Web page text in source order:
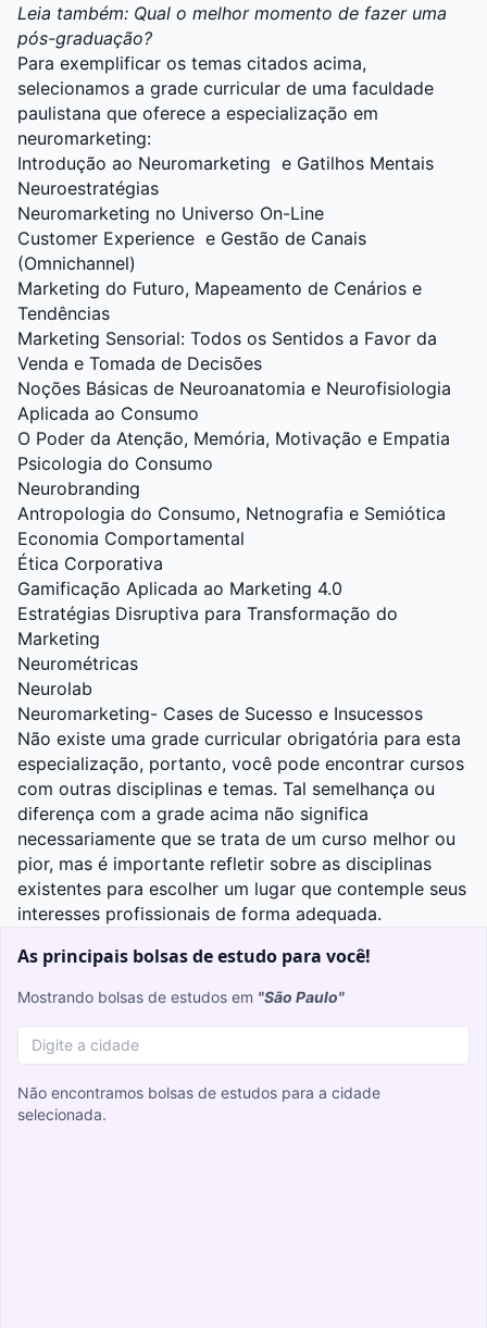
Leia também: Qual o melhor momento de fazer uma
pós-graduação?
Para exemplificar os temas citados acima,
selecionamos a grade curricular de uma faculdade
paulistana que oferece a especialização em
neuromarketing:
Introdução ao Neuromarketing e Gatilhos Mentais
Neuroestratégias
Neuromarketing no Universo On-Line
Customer Experience e Gestão de Canais
(Omnichannel)
Marketing do Futuro, Mapeamento de Cenários e
Tendências
Marketing Sensorial: Todos os Sentidos a Favor da
Venda e Tomada de Decisões
Noções Básicas de Neuroanatomia e Neurofisiologia
Aplicada ao Consumo
O Poder da Atenção, Memória, Motivação e Empatia
Psicologia do Consumo
Neurobranding
Antropologia do Consumo, Netnografia e Semiótica
Economia Comportamental
Ética Corporativa
Gamificação Aplicada ao Marketing 4.0
Estratégias Disruptiva para Transformação do
Marketing
Neurométricas
Neurolab
Neuromarketing- Cases de Sucesso e Insucessos
Não existe uma grade curricular obrigatória para esta
especialização, portanto, você pode encontrar cursos
com outras disciplinas e temas. Tal semelhança ou
diferença com a grade acima não significa
necessariamente que se trata de um curso melhor ou
pior, mas é importante refletir sobre as disciplinas
existentes para escolher um lugar que contemple seus
interesses profissionais de forma adequada.
As principais bolsas de estudo para você!
Mostrando bolsas de estudos em "São Paulo"
Não encontramos bolsas de estudos para a cidade
selecionada.